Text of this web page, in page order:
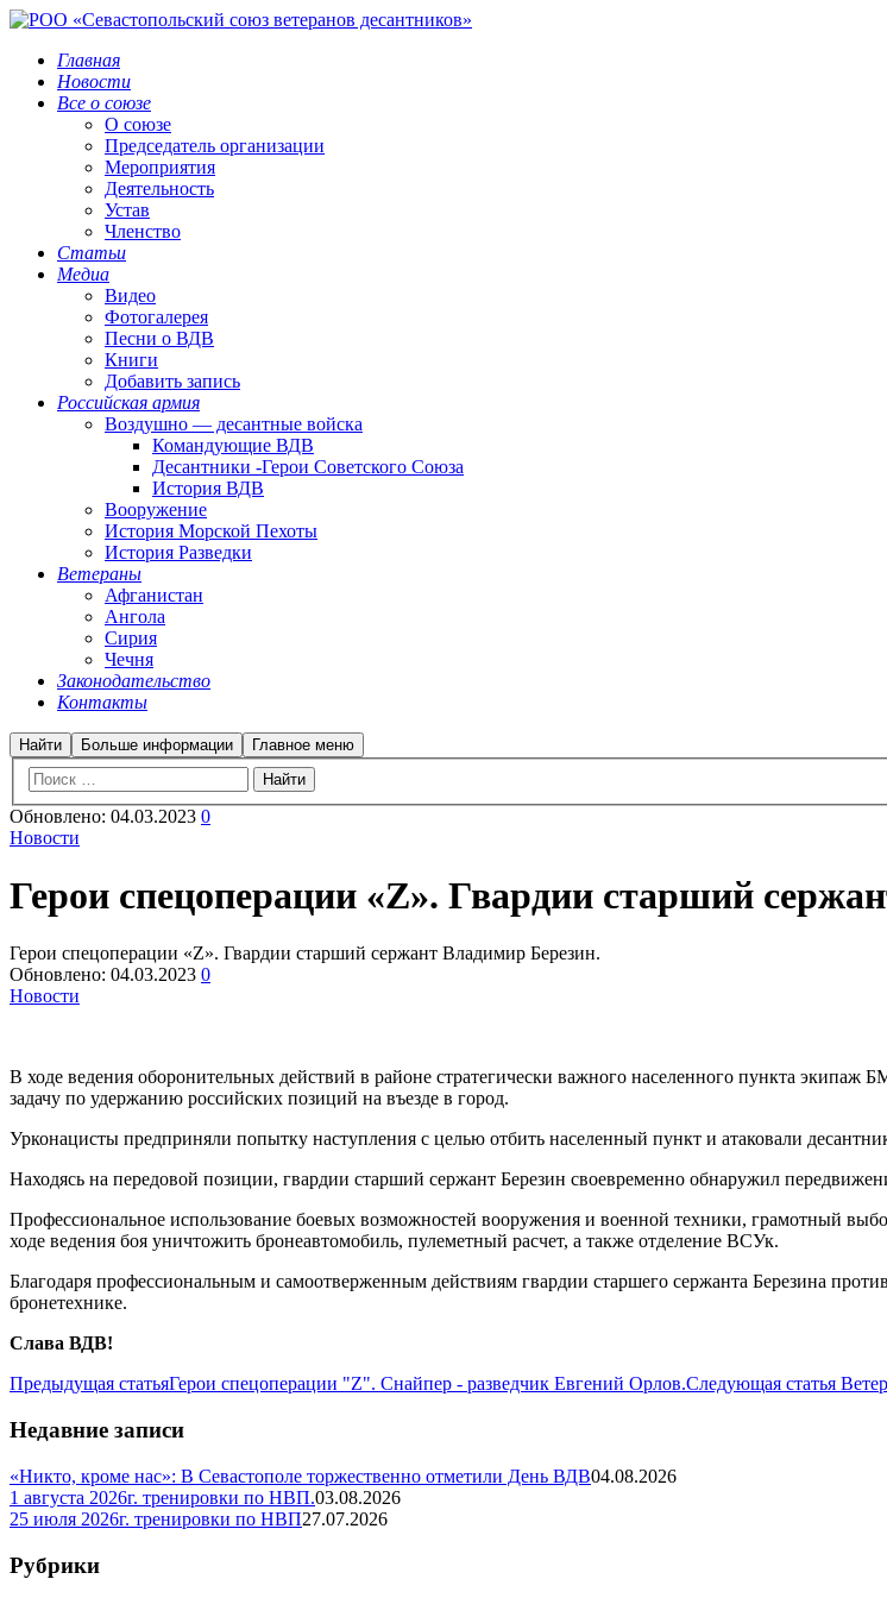
Главная
Новости
Все о союзе
О союзе
Председатель организации
Мероприятия
Деятельность
Устав
Членство
Статьи
Медиа
Видео
Фотогалерея
Песни о ВДВ
Книги
Добавить запись
Российская армия
Воздушно — десантные войска
Командующие ВДВ
Десантники -Герои Советского Союза
История ВДВ
Вооружение
История Морской Пехоты
История Разведки
Ветераны
Афганистан
Ангола
Сирия
Чечня
Законодательство
Контакты
Найти Больше информации Главное меню
Обновлено: 04.03.2023 0
Новости
Герои спецоперации «Z». Гвардии старший
Герои спецоперации «Z». Гвардии старший сержант Владимир Березин.
Обновлено: 04.03.2023 0
Новости
В ходе ведения оборонительных действий в районе стратегически важного населенного пункта экипаж
задачу по удержанию российских позиций на въезде в город.
Урконацисты предприняли попытку наступления с целью отбить населенный пункт и атаковали
Находясь на передовой позиции, гвардии старший сержант Березин своевременно обнаружил
Профессиональное использование боевых возможностей вооружения и военной техники, грамотный
ходе ведения боя уничтожить бронеавтомобиль, пулеметный расчет, а также отделение ВСУк.
Благодаря профессиональным и самоотверженным действиям гвардии старшего сержанта Березина
бронетехнике.
Слава ВДВ!
Предыдущая статьяГерои спецоперации "Z". Снайпер - разведчик Евгений Орлов.Следующая статья
Недавние записи
«Никто, кроме нас»: В Севастополе торжественно отметили День ВДВ04.08.2026
1 августа 2026г. тренировки по НВП.03.08.2026
25 июля 2026г. тренировки по НВП27.07.2026
Рубрики